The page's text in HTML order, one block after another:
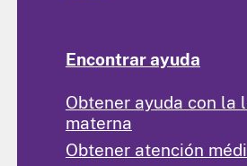
Encontrar ayuda
Obtener ayuda con la
materna
Obtener atención